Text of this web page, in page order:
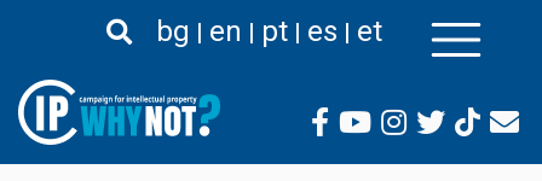
към
съдържание
bg en pt es et